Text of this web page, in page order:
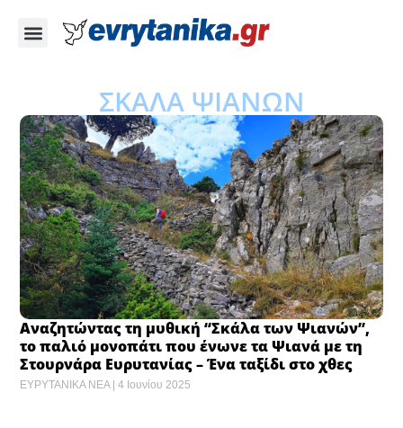
ΣΚΑΛΑ ΨΙΑΝΩΝ
Αναζητώντας τη μυθική “Σκάλα των Ψιανών”,
το παλιό μονοπάτι που ένωνε τα Ψιανά με τη
Στουρνάρα Ευρυτανίας – Ένα ταξίδι στο χθες
ΕΥΡΥΤΑΝΙΚΑ ΝΕΑ 4 Ιουνίου 2025